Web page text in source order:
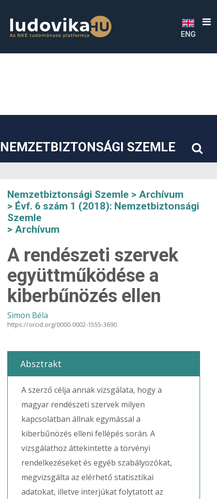
##plugins.themes.bootstrap3.accessible_menu.sidebar##
ENG
NEMZETBIZTONSÁGI SZEMLE
Nemzetbiztonsági Szemle
Archívum
Évf. 6 szám 1 (2018): Nemzetbiztonsági
Szemle
Archívum
A rendészeti szervek
együttműködése a
kiberbűnözés ellen
Simon Béla
https://orcid.org/0000-0002-1555-3690
Absztrakt
A szerző célja annak vizsgálata, hogy a
magyar rendészeti szervek milyen
kapcsolatban állnak egymással a
kiberbűnözés elleni fellépés során. A
vizsgálathoz áttekintette a törvényi
rendelkezéseket és egyéb szabályozókat,
megvizsgálta az elérhető statisztikai
adatokat, illetve interjúkat folytatott az